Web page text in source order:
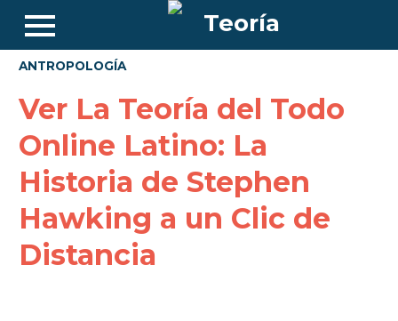
ANTROPOLOGÍA
Ver La Teoría del Todo
Online Latino: La
Historia de Stephen
Hawking a un Clic de
Distancia